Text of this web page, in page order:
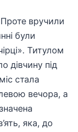
вручили
були
Титулом
дівчину під
стала
вечора, а
яка, до